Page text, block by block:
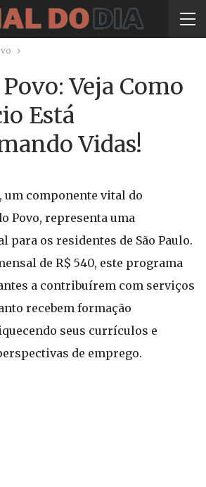
Veja Como
Está
Vidas!
, um componente vital do
Povo, representa uma
para os residentes de São Paulo.
de R$ 540, este programa
a contribuírem com serviços
recebem formação
seus currículos e
de emprego.